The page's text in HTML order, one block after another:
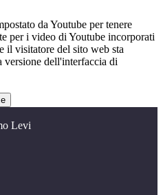
da Youtube per tenere
per i video di Youtube incorporati
il visitatore del sito web sta
dell'interfaccia di
Levi